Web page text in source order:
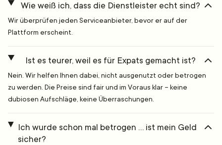
Wie weiß ich, dass die Dienstleister echt sind?
Wir überprüfen jeden Serviceanbieter, bevor er auf der
Plattform erscheint.
Ist es teurer, weil es für Expats gemacht ist?
Nein. Wir helfen Ihnen dabei, nicht ausgenutzt oder betrogen
zu werden. Die Preise sind fair und im Voraus klar – keine
dubiosen Aufschläge, keine Überraschungen.
Ich wurde schon mal betrogen … ist mein Geld
sicher?